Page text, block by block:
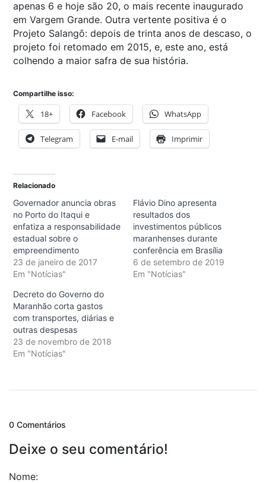
apenas 6 e hoje são 20, o mais recente inaugurado
em Vargem Grande. Outra vertente positiva é o
Projeto Salangô: depois de trinta anos de descaso, o
projeto foi retomado em 2015, e, este ano, está
colhendo a maior safra de sua história.
Compartilhe isso:
18+ Facebook WhatsApp
Telegram E-mail Imprimir
Relacionado
Governador anuncia obras
no Porto do Itaqui e
enfatiza a responsabilidade
estadual sobre o
empreendimento
23 de janeiro de 2017
Em "Notícias"
Flávio Dino apresenta
resultados dos
investimentos públicos
maranhenses durante
conferência em Brasília
6 de setembro de 2019
Em "Notícias"
Decreto do Governo do
Maranhão corta gastos
com transportes, diárias e
outras despesas
23 de novembro de 2018
Em "Notícias"
0 Comentários
Deixe o seu comentário!
Nome: